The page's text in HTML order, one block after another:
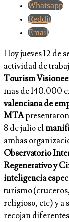
Whatsapp
Reddit
Email
Hoy jueves 12 de
actividad de
Tourism
mas de 140.000
valenciana de
MTA
8 de julio el
ambas
Observatorio
Regenerativo y
inteligencia
turismo
religioso, etc) y a
recojan